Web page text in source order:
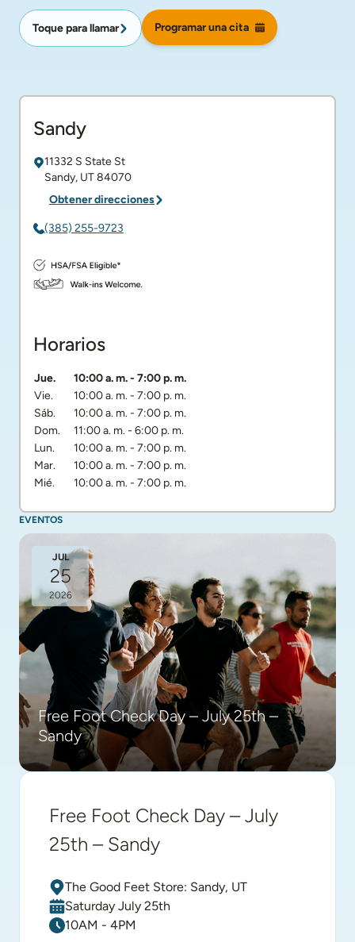
Toque para llamar Programar una cita
Sandy
11332 S State St
Sandy, UT84070
Obtener direcciones
(385) 255-9723
Horarios
Día de la semanaHorarios
Jue. 10:00 a. m.- 7:00 p. m.
Vie.
10:00 a. m.- 7:00 p. m.
Sáb.
10:00 a. m.- 7:00 p. m.
Dom.
11:00 a. m.- 6:00 p. m.
Lun.
10:00 a. m.- 7:00 p. m.
Mar.
10:00 a. m.- 7:00 p. m.
Mié.
10:00 a. m.- 7:00 p. m.
EVENTOS
Free Foot Check Day – July
25th – Sandy
The Good Feet Store: Sandy, UT
Saturday July 25th
10AM - 4PM
JUL
25
2026
Free Foot Check Day – July 25th –
Sandy